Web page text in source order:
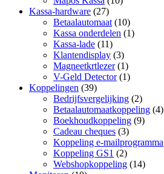
Kassa-hardware (27)
Betaalautomaat (10)
Kassa onderdelen (1)
Kassa-lade (11)
Klantendisplay (3)
Magneetkrtlezer (1)
V-Geld Detector (1)
Koppelingen (39)
Bedrijfsvergelijking (2)
Betaalautomaatkoppeling (4)
Boekhoudkoppeling (9)
Cadeau cheques (3)
Koppeling e-mailprogramma
Koppeling GS1 (2)
Webshopkoppeling (14)